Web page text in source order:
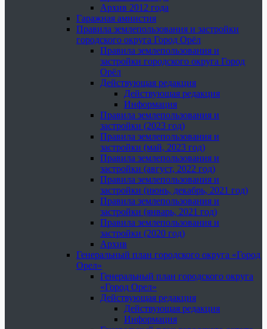
Архив 2012 года
Гаражная амнистия
Правила землепользования и застройки
городского округа Город Орёл
Правила землепользования и
застройки городского округа Город
Орёл
Действующая редакция
Действующая редакция
Информация
Правила землепользования и
застройки (2023 год)
Правила землепользования и
застройки (май, 2023 год)
Правила землепользования и
застройки (август, 2022 год)
Правила землепользования и
застройки (июнь, декабрь, 2021 год)
Правила землепользования и
застройки (январь, 2021 год)
Правила землепользования и
застройки (2020 год)
Архив
Генеральный план городского округа «Город
Орел»
Генеральный план городского округа
«Город Орел»
Действующая редакция
Действующая редакция
Информация